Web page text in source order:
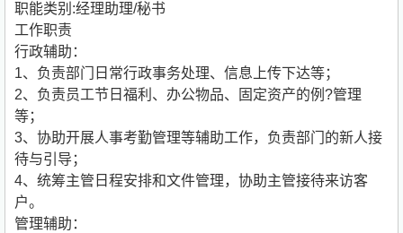
职能类别:经理助理/秘书
工作职责
行政辅助：
1、负责部门日常行政事务处理、信息上传下达等；
2、负责员工节日福利、办公物品、固定资产的例?管理
等；
3、协助开展人事考勤管理等辅助工作，负责部门的新人接
待与引导；
4、统筹主管日程安排和文件管理，协助主管接待来访客
户。
管理辅助：